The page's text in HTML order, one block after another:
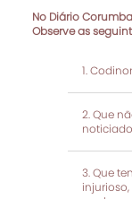
No Diário
Observe as
Que
Que